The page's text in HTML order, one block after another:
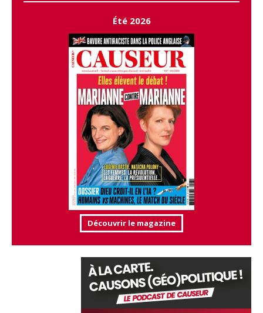
Été 2026
Découvrir le magazine